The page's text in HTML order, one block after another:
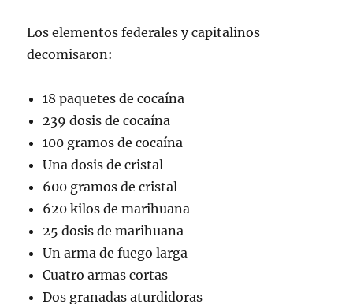
Los elementos federales y capitalinos
decomisaron:
18 paquetes de cocaína
239 dosis de cocaína
100 gramos de cocaína
Una dosis de cristal
600 gramos de cristal
620 kilos de marihuana
25 dosis de marihuana
Un arma de fuego larga
Cuatro armas cortas
Dos granadas aturdidoras